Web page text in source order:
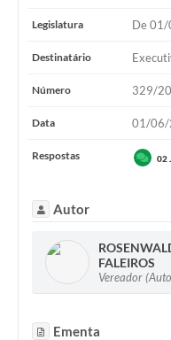
Legislatura De
Destinatário
Número 329/
Data 01/06/
Respostas 02
Autor
FALEIROS
Vereador
Ementa